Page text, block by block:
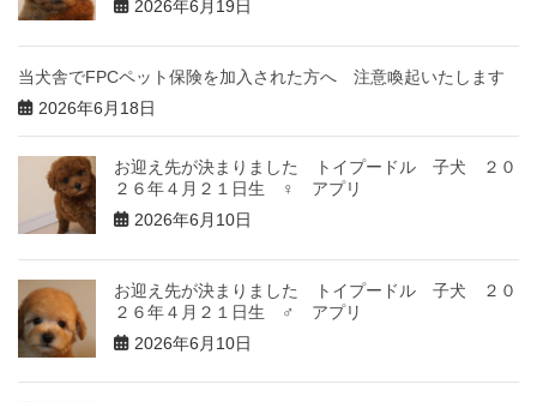
2026年6月19日
当犬舎でFPCペット保険を加入された方へ 注意喚起いたします
2026年6月18日
お迎え先が決まりました トイプードル 子犬 ２０
２６年４月２１日生 ♀ アプリ
2026年6月10日
お迎え先が決まりました トイプードル 子犬 ２０
２６年４月２１日生 ♂ アプリ
2026年6月10日